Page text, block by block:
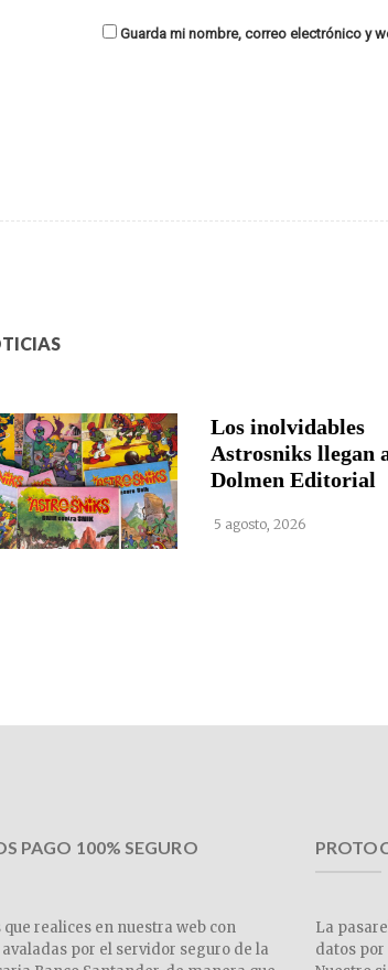
Guarda mi nombre, correo electrónico y
Los inolvidables
Astrosniks llegan
Dolmen Editorial
5 agosto, 2026
PAGO 100% SEGURO
realices en nuestra web con
por el servidor seguro de la
La
datos por